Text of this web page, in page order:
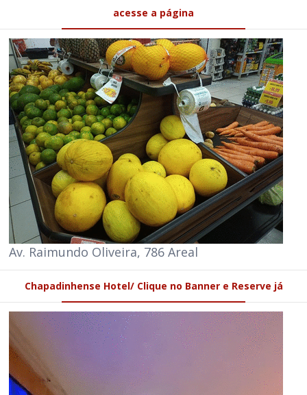
acesse a página
Av. Raimundo Oliveira, 786 Areal
Chapadinhense Hotel/ Clique no Banner e Reserve já